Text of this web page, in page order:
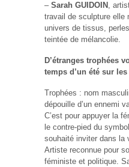
– Sarah GUIDOIN ,
travail de sculpture elle
univers de tissus,
teintée de mélancolie.
D’étranges trophées
temps d’un été sur
Trophées : nom
dépouille d’un ennemi
C’est pour appuyer la
le contre-pied du
souhaité inviter dans la
Artiste reconnue pour
féministe et politique.